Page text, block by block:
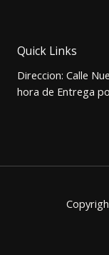
Quick Links
Direccion: Calle
hora de Entrega